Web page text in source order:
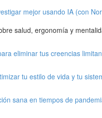
mejor usando IA (con
salud, ergonomía y
eliminar tus creencias
tu estilo de vida y tu
sana en tiempos de